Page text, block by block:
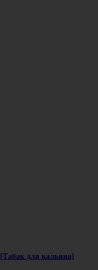
[Табак для кальяна]